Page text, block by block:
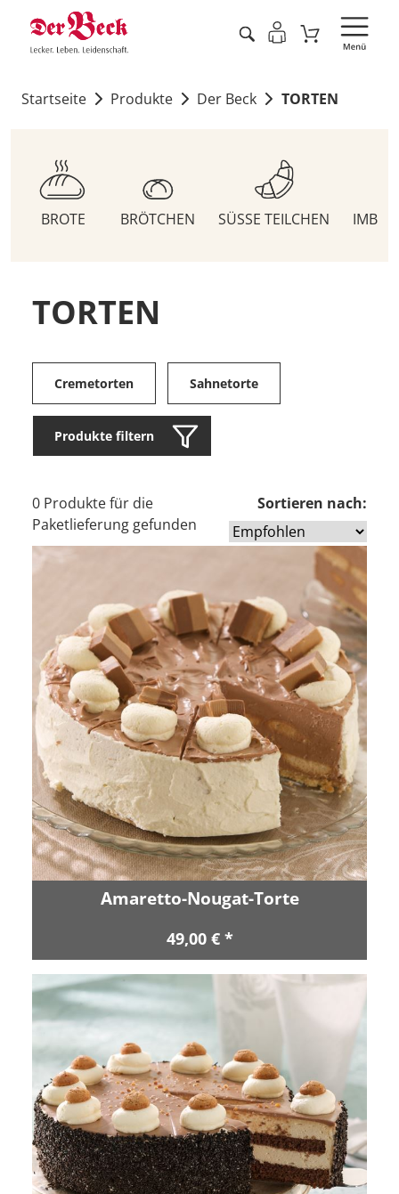
Startseite Produkte Der Beck TORTEN
BROTE BRÖTCHEN SÜSSE TEILCHEN
TORTEN
Cremetorten Sahnetorte
Produkte filtern
0 Produkte für die
Paketlieferung gefunden
Sortieren nach:
Amaretto-Nougat-Torte
49,00 € *